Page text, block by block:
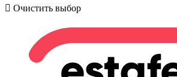
Очистить выбор